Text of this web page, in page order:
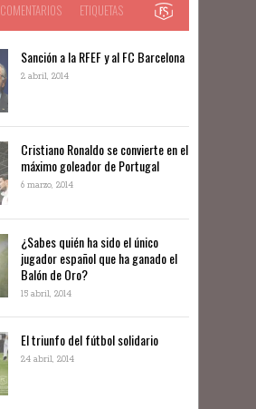
COMENTARIOS ETIQUETAS
Sanción a la RFEF y al FC Barcelona
2 abril, 2014
Cristiano Ronaldo se convierte en el
máximo goleador de Portugal
6 marzo, 2014
¿Sabes quién ha sido el único
jugador español que ha ganado el
Balón de Oro?
15 abril, 2014
El triunfo del fútbol solidario
24 abril, 2014